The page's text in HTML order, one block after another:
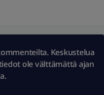
Keskustelua
ole välttämättä ajan